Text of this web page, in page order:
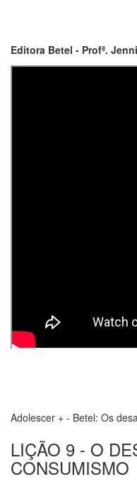
Editora Betel - Profª.
Adolescer + - Betel: Os
LIÇÃO 9 - O
CONSUMISMO